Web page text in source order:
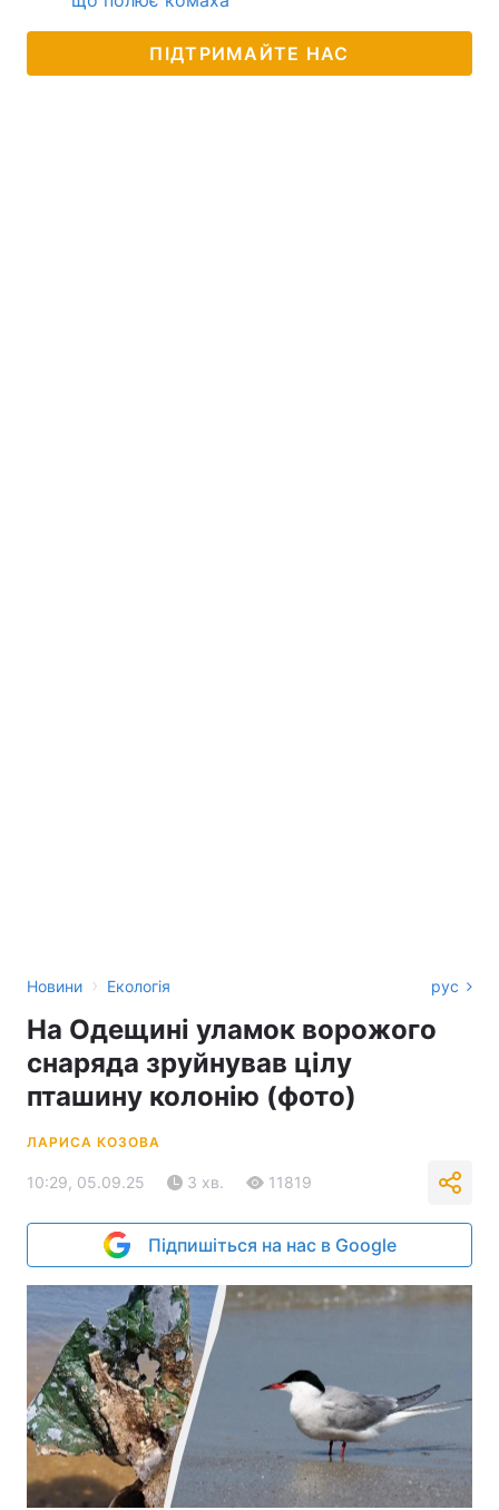
ПІДТРИМАЙТЕ НАС
Новини › Екологія рус
На Одещині уламок ворожого
снаряда зруйнував цілу
пташину колонію (фото)
ЛАРИСА КОЗОВА
10:29, 05.09.25 3 хв. 11819
Підпишіться на нас в Google